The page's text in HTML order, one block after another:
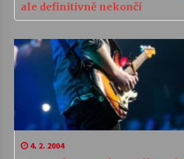
ale definitivně nekončí
4. 2. 2004